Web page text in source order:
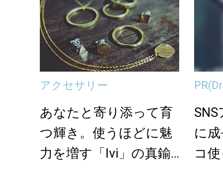
アクセサリー
あなたと寄り添って育
つ輝き。使うほどに魅
力を増す「Ivi」の真鍮
PR
に
コ